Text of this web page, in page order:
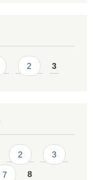
2 3
2 3
7 8